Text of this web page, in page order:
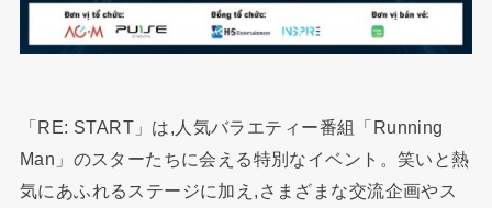
「RE: START」は,人気バラエティー番組「Running
Man」のスターたちに会える特別なイベント。笑いと熱
気にあふれるステージに加え,さまざまな交流企画やス